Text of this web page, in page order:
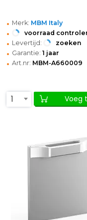
• Merk: MBM Italy
• voorraad
• Levertijd: zoeken
• Garantie: 1 jaar
• Art.nr: MBM-A660009
1
Voeg